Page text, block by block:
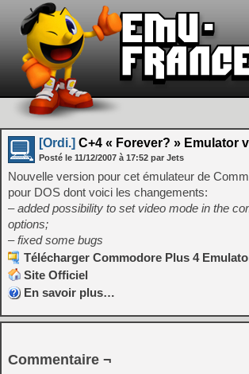
[Ordi.] C+4 « Forever? » Emulator
Posté le 11/12/2007 à 17:52 par Jets
Nouvelle version pour cet émulateur de
pour DOS dont voici les changements:
– added possibility to set video mode in the
options;
– fixed some bugs
Télécharger Commodore Plus 4
Site Officiel
En savoir plus…
Commentaire ¬